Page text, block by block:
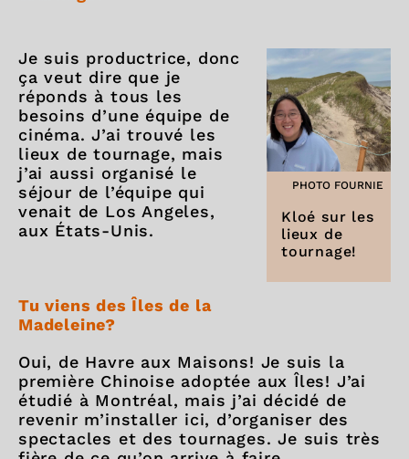
PHOTO FOURNIE
Kloé sur les
lieux de
tournage!
Je suis productrice, donc
ça veut dire que je
réponds à tous les
besoins d’une équipe de
cinéma. J’ai trouvé les
lieux de tournage, mais
j’ai aussi organisé le
séjour de l’équipe qui
venait de Los Angeles,
aux États-Unis.
Tu viens des Îles de la
Madeleine?
Oui, de Havre aux Maisons! Je suis la
première Chinoise adoptée aux Îles! J’ai
étudié à Montréal, mais j’ai décidé de
revenir m’installer ici, d’organiser des
spectacles et des tournages. Je suis très